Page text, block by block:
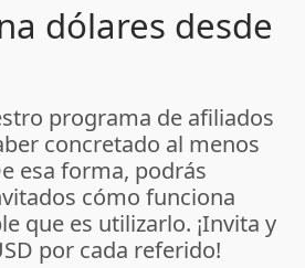
dólares desde
programa de afiliados
concretado al menos
esa forma, podrás
cómo funciona
que es utilizarlo. ¡Invita y
por cada referido!